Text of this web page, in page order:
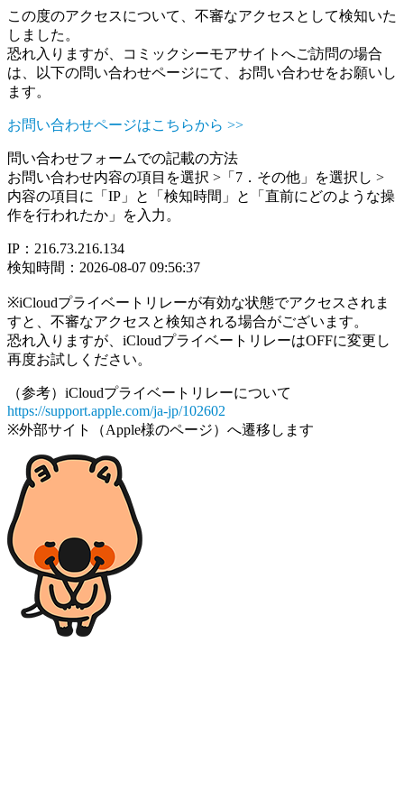
この度のアクセスについて、不審なアクセスとして検知いた
しました。
恐れ入りますが、コミックシーモアサイトへご訪問の場合
は、以下の問い合わせページにて、お問い合わせをお願いし
ます。
お問い合わせページはこちらから >>
問い合わせフォームでの記載の方法
お問い合わせ内容の項目を選択 >「7．その他」を選択し >
内容の項目に「IP」と「検知時間」と「直前にどのような操
作を行われたか」を入力。
IP：216.73.216.134
検知時間：2026-08-07 09:56:37
※iCloudプライベートリレーが有効な状態でアクセスされま
すと、不審なアクセスと検知される場合がございます。
恐れ入りますが、iCloudプライベートリレーはOFFに変更し
再度お試しください。
（参考）iCloudプライベートリレーについて
https://support.apple.com/ja-jp/102602
※外部サイト（Apple様のページ）へ遷移します